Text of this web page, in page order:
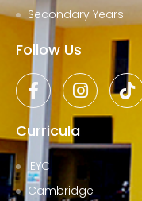
Secondary Years
Follow Us
Curricula
IEYC
Cambridge